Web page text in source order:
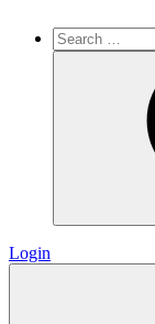
Search
for:
Login